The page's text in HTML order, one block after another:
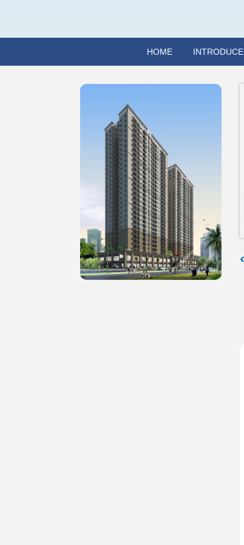
HOME INTRODUCE